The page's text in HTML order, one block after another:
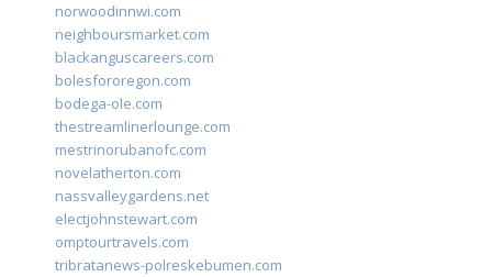
norwoodinnwi.com
neighboursmarket.com
blackanguscareers.com
bolesfororegon.com
bodega-ole.com
thestreamlinerlounge.com
mestrinorubanofc.com
novelatherton.com
nassvalleygardens.net
electjohnstewart.com
omptourtravels.com
tribratanews-polreskebumen.com